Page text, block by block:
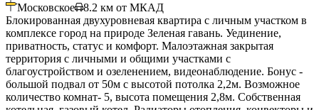
Московское 8.2 км от МКАД
Блокированная двухуровневая квартира с личным участком в
комплексе город на природе Зеленая гавань. Уединение,
приватность, статус и комфорт. Малоэтажная закрытая
территория с личными и общими участками с
благоустройством и озеленением, видеонаблюдение. Бонус -
большой подвал от 50м с высотой потолка 2,2м. Возможное
количество комнат- 5, высота помещения 2,8м. Собственная